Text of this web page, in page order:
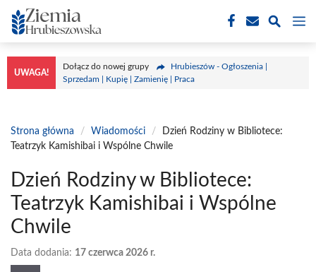
Przejdź
do
treści
UWAGA!
Dołącz do nowej grupy
Hrubieszów - Ogłoszenia |
Sprzedam | Kupię | Zamienię | Praca
Strona główna / Wiadomości /
Dzień Rodziny w Bibliotece:
Teatrzyk Kamishibai i Wspólne Chwile
Dzień Rodziny w Bibliotece:
Teatrzyk Kamishibai i Wspólne
Chwile
Data dodania: 17 czerwca 2026 r.